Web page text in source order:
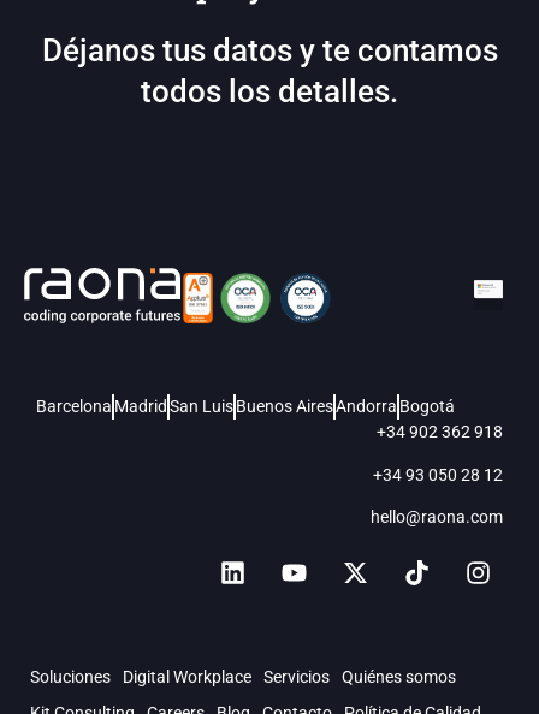
Déjanos tus datos y te contamos
todos los detalles.
Barcelona MadridSan LuisBuenos AiresAndorra Bogotá
+34 902 362 918
+34 93 050 28 12
hello@raona.com
Soluciones Digital Workplace Servicios
Quiénes somos